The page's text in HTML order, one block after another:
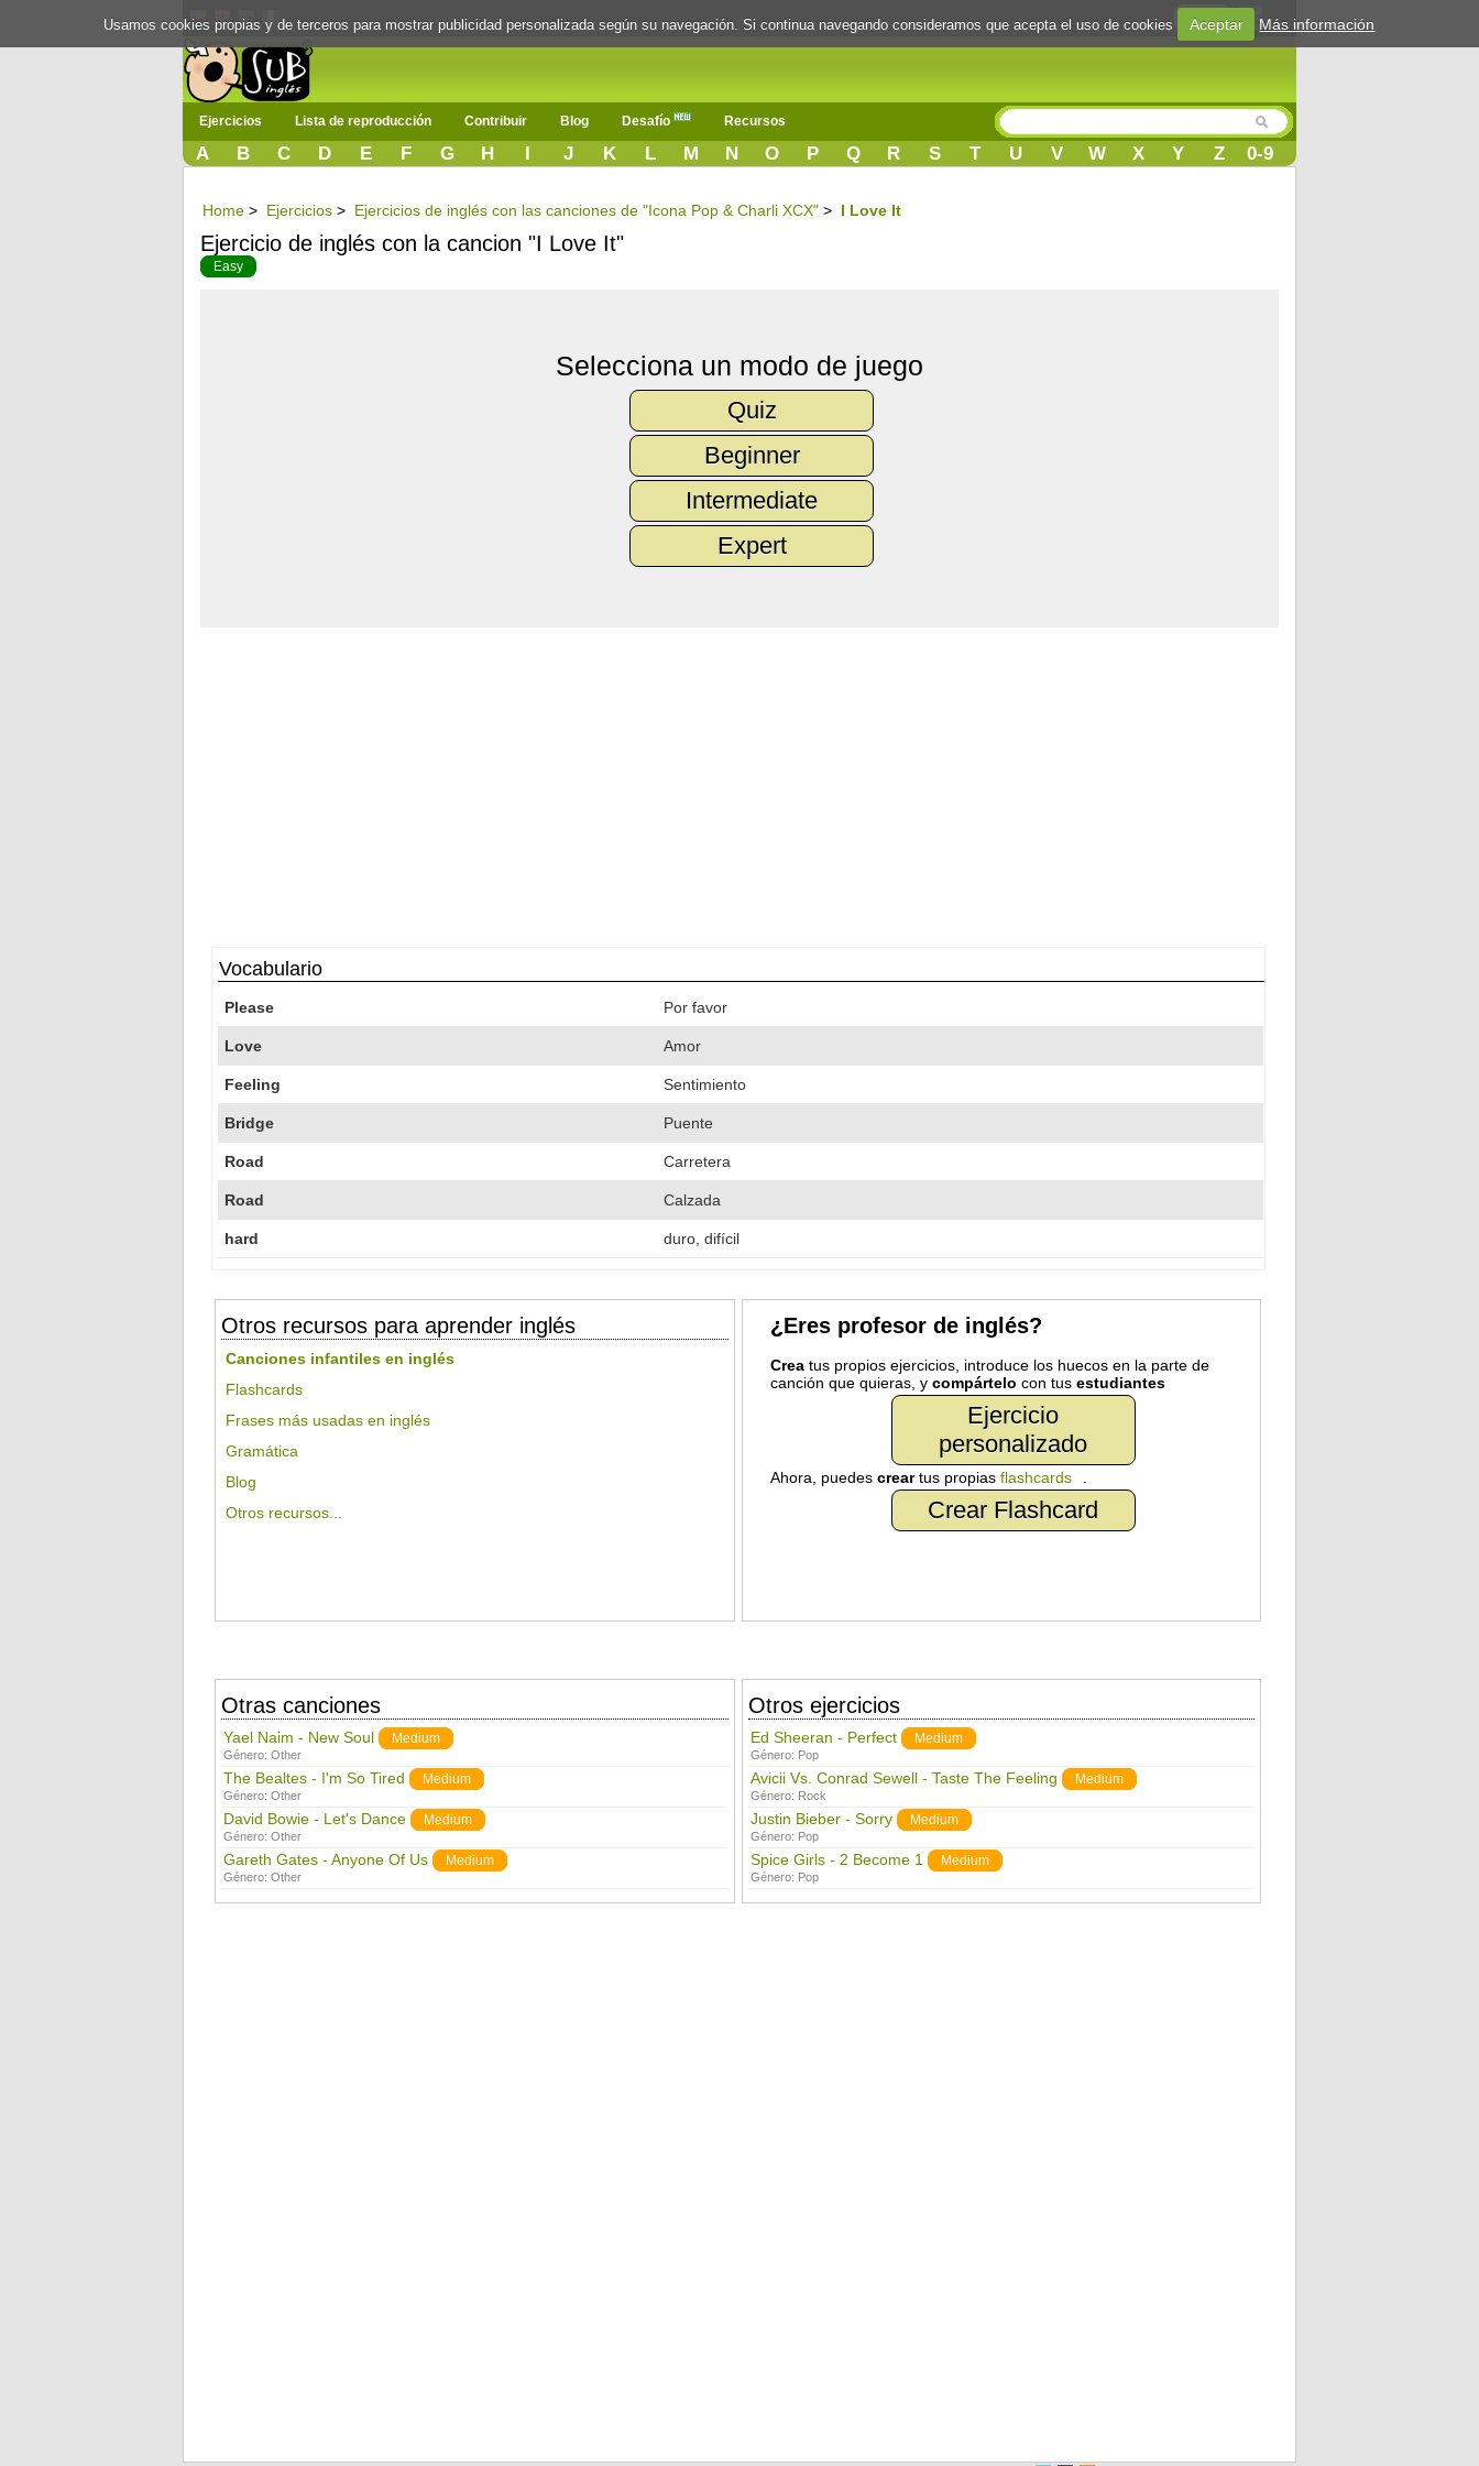
Login
Ejercicios Lista de reproducción Contribuir Blog Desafío Recursos
A B C D E F G H I J K L M N O P Q R S T U V W X Y Z 0-9
Home > Ejercicios > Ejercicios de inglés con las canciones de "Icona Pop & Charli XCX" > I Love It
Ejercicio de inglés con la cancion "I Love It"
Easy
Selecciona un modo de juego
Quiz
Beginner
Intermediate
Expert
Vocabulario
Please Por favor
Love Amor
Feeling Sentimiento
Bridge Puente
Road Carretera
Road Calzada
hard duro, difícil
Otros recursos para aprender inglés
Canciones infantiles en inglés
Flashcards
Frases más usadas en inglés
Gramática
Blog
Otros recursos...
¿Eres profesor de inglés?
Creatus propios ejercicios, introduce los huecos en la parte de
canción que quieras, y compártelo con tus estudiantes
Ejercicio
personalizado
Ahora, puedes creartus propias flashcards
Crear Flashcard
Otras canciones
Yael Naim - New Soul Medium
Género: Other
The Bealtes - I'm So Tired Medium
Género: Other
David Bowie - Let's Dance Medium
Género: Other
Gareth Gates - Anyone Of Us Medium
Género: Other
Otros ejercicios
Ed Sheeran - Perfect Medium
Género: Pop
Avicii Vs. Conrad Sewell - Taste The Feeling Medium
Género: Rock
Justin Bieber - Sorry Medium
Género: Pop
Spice Girls - 2 Become 1 Medium
Género: Pop
Usamos cookies propias y de terceros para mostrar publicidad personalizada según su navegación. Si continua navegando consideramos que acepta el uso de cookies Aceptar Más información